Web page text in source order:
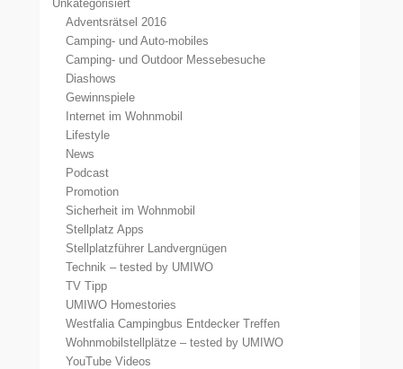
Unkategorisiert
Adventsrätsel 2016
Camping- und Auto-mobiles
Camping- und Outdoor Messebesuche
Diashows
Gewinnspiele
Internet im Wohnmobil
Lifestyle
News
Podcast
Promotion
Sicherheit im Wohnmobil
Stellplatz Apps
Stellplatzführer Landvergnügen
Technik – tested by UMIWO
TV Tipp
UMIWO Homestories
Westfalia Campingbus Entdecker Treffen
Wohnmobilstellplätze – tested by UMIWO
YouTube Videos